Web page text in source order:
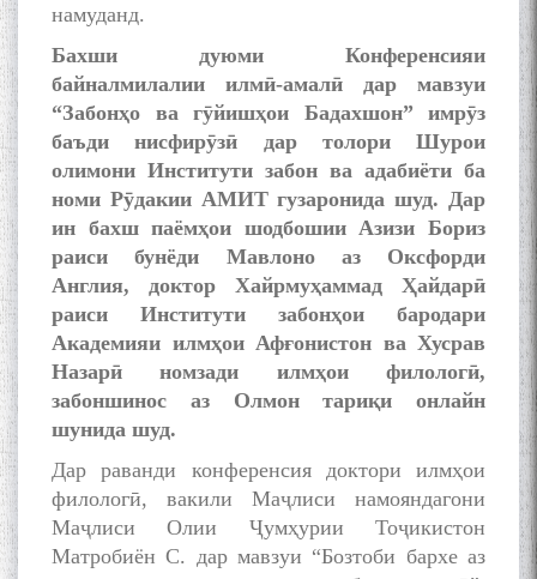
намуданд.
Бахши дуюми Конференсияи
байналмилалии илмӣ-амалӣ дар мавзуи
“Забонҳо ва гӯйишҳои Бадахшон” имрӯз
баъди нисфирӯзӣ дар толори Шурои
олимони Институти забон ва адабиёти ба
номи Рӯдакии АМИТ гузаронида шуд. Дар
ин бахш паёмҳои шодбошии Азизи Бориз
раиси бунёди Мавлоно аз Оксфорди
Англия, доктор Хайрмуҳаммад Ҳайдарӣ
раиси Институти забонҳои бародари
Академияи илмҳои Афғонистон ва Хусрав
Назарӣ номзади илмҳои филологӣ,
забоншинос аз Олмон тариқи онлайн
шунида шуд.
Дар раванди конференсия доктори илмҳои
филологӣ, вакили Маҷлиси намояндагони
Маҷлиси Олии Ҷумҳурии Тоҷикистон
Матробиён С. дар мавзуи “Бозтоби бархе аз
БУЗУРГДОШТИ РӮЗИ РӮДАКӢ